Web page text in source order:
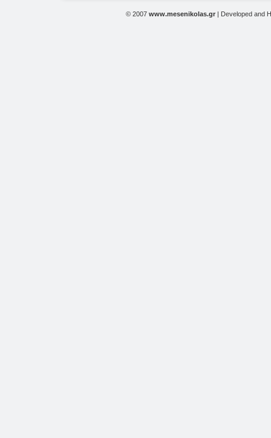
© 2007 www.mesenikolas.gr | Developed and